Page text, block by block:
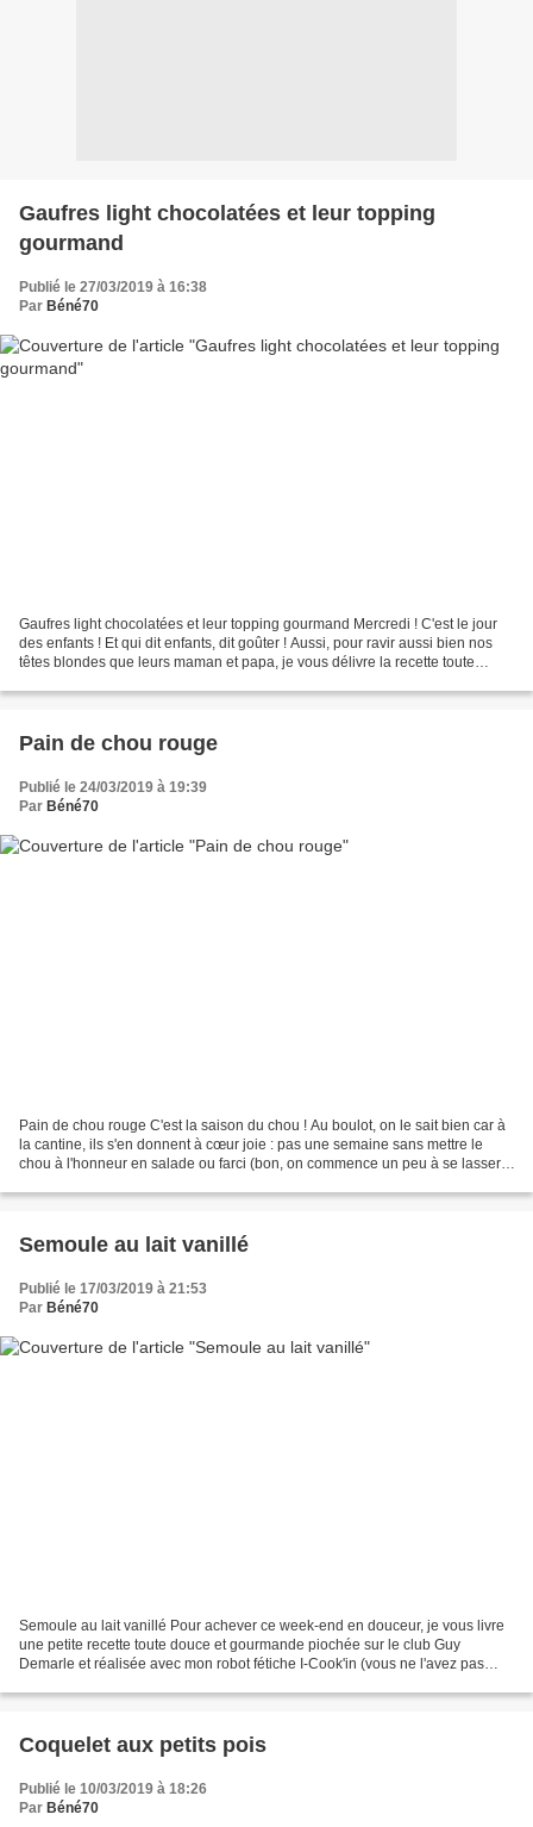
Gaufres light chocolatées et leur topping
gourmand
Publié le 27/03/2019 à 16:38
Par Béné70
Gaufres light chocolatées et leur topping gourmand Mercredi ! C'est le jour
des enfants ! Et qui dit enfants, dit goûter ! Aussi, pour ravir aussi bien nos
têtes blondes que leurs maman et papa, je vous délivre la recette toute
Pain de chou rouge
Publié le 24/03/2019 à 19:39
Par Béné70
Pain de chou rouge C'est la saison du chou ! Au boulot, on le sait bien car à
la cantine, ils s'en donnent à cœur joie : pas une semaine sans mettre le
chou à l'honneur en salade ou farci (bon, on commence un peu à se lasser...
Semoule au lait vanillé
Publié le 17/03/2019 à 21:53
Par Béné70
Semoule au lait vanillé Pour achever ce week-end en douceur, je vous livre
une petite recette toute douce et gourmande piochée sur le club Guy
Demarle et réalisée avec mon robot fétiche I-Cook'in (vous ne l'avez pas
Coquelet aux petits pois
Publié le 10/03/2019 à 18:26
Par Béné70